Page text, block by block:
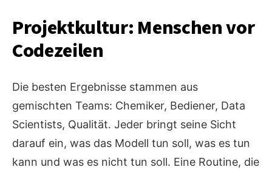
Projektkultur: Menschen vor
Codezeilen
Die besten Ergebnisse stammen aus
gemischten Teams: Chemiker, Bediener, Data
Scientists, Qualität. Jeder bringt seine Sicht
darauf ein, was das Modell tun soll, was es tun
kann und was es nicht tun soll. Eine Routine, die